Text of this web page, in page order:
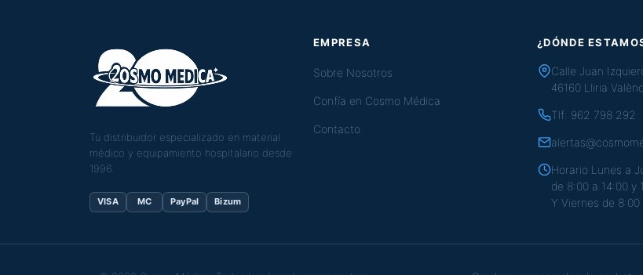
Tu distribuidor especializado en material
médico y equipamiento hospitalario desde
1996.
VISA MC PayPal Bizum
EMPRESA
Sobre Nosotros
Confía en Cosmo Médica
Contacto
¿DÓNDE
Calle Juan
46160 Lliria
Tlf: 962 798 292
Horario Lunes a
de 8:00 a 14:00 y
Y Viernes de 8:00